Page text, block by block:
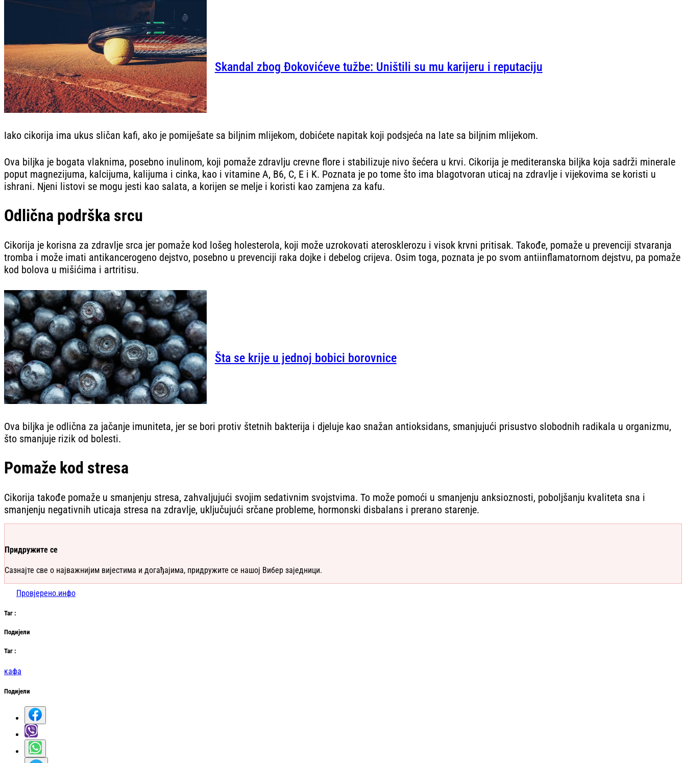
Skandal zbog Đokovićeve tužbe: Uništili su mu karijeru i reputaciju
Iako cikorija ima ukus sličan kafi, ako je pomiješate sa biljnim mlijekom, dobićete napitak koji podsjeća na late sa biljnim mlijekom.
Ova biljka je bogata vlaknima, posebno inulinom, koji pomaže zdravlju crevne flore i stabilizuje nivo šećera u krvi. Cikorija je mediteranska biljka koja sadrži minerale
poput magnezijuma, kalcijuma, kalijuma i cinka, kao i vitamine A, B6, C, Е i K. Poznata je po tome što ima blagotvoran uticaj na zdravlje i vijekovima se koristi u
ishrani. Njeni listovi se mogu jesti kao salata, a korijen se melje i koristi kao zamjena za kafu.
Odlična podrška srcu
Cikorija je korisna za zdravlje srca jer pomaže kod lošeg holesterola, koji može uzrokovati aterosklerozu i visok krvni pritisak. Takođe, pomaže u prevenciji stvaranja
tromba i može imati antikancerogeno dejstvo, posebno u prevenciji raka dojke i debelog crijeva. Osim toga, poznata je po svom antiinflamatornom dejstvu, pa pomaže
kod bolova u mišićima i artritisu.
Šta se krije u jednoj bobici borovnice
Ova biljka je odlična za jačanje imuniteta, jer se bori protiv štetnih bakterija i djeluje kao snažan antioksidans, smanjujući prisustvo slobodnih radikala u organizmu,
što smanjuje rizik od bolesti.
Pomaže kod stresa
Cikorija takođe pomaže u smanjenju stresa, zahvaljujući svojim sedativnim svojstvima. To može pomoći u smanjenju anksioznosti, poboljšanju kvaliteta sna i
smanjenju negativnih uticaja stresa na zdravlje, uključujući srčane probleme, hormonski disbalans i prerano starenje.
Придружите се
Сазнајте све о најважнијим вијестима и догађајима, придружите се нашој Вибер заједници.
Провјерено.инфо
Таг :
Подијели
Таг :
кафа
Подијели